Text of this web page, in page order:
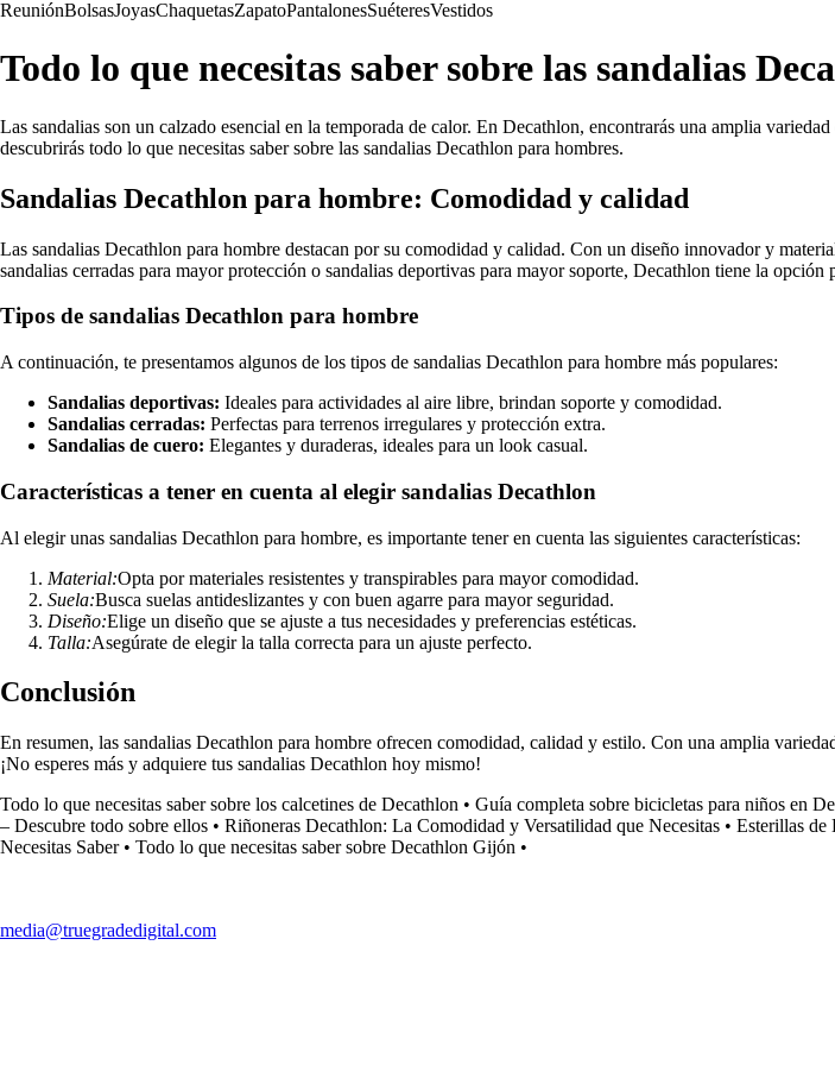
ReuniónBolsasJoyasChaquetasZapatoPantalonesSuéteresVestidos
Todo lo que necesitas saber sobre las sandalias
Las sandalias son un calzado esencial en la temporada de calor. En Decathlon, encontrarás una amplia
descubrirás todo lo que necesitas saber sobre las sandalias Decathlon para hombres.
Sandalias Decathlon para hombre: Comodidad y calidad
Las sandalias Decathlon para hombre destacan por su comodidad y calidad. Con un diseño innovador y
sandalias cerradas para mayor protección o sandalias deportivas para mayor soporte, Decathlon tiene la opción
Tipos de sandalias Decathlon para hombre
A continuación, te presentamos algunos de los tipos de sandalias Decathlon para hombre más populares:
Sandalias deportivas: Ideales para actividades al aire libre, brindan soporte y comodidad.
Sandalias cerradas: Perfectas para terrenos irregulares y protección extra.
Sandalias de cuero: Elegantes y duraderas, ideales para un look casual.
Características a tener en cuenta al elegir sandalias Decathlon
Al elegir unas sandalias Decathlon para hombre, es importante tener en cuenta las siguientes características:
Material:Opta por materiales resistentes y transpirables para mayor comodidad.
Suela:Busca suelas antideslizantes y con buen agarre para mayor seguridad.
Diseño:Elige un diseño que se ajuste a tus necesidades y preferencias estéticas.
Talla:Asegúrate de elegir la talla correcta para un ajuste perfecto.
Conclusión
En resumen, las sandalias Decathlon para hombre ofrecen comodidad, calidad y estilo. Con una amplia
¡No esperes más y adquiere tus sandalias Decathlon hoy mismo!
Todo lo que necesitas saber sobre los calcetines de Decathlon • Guía completa sobre bicicletas para niños en
– Descubre todo sobre ellos • Riñoneras Decathlon: La Comodidad y Versatilidad que Necesitas • Esterillas de
Necesitas Saber• Todo lo que necesitas saber sobre Decathlon Gijón •
media@truegradedigital.com